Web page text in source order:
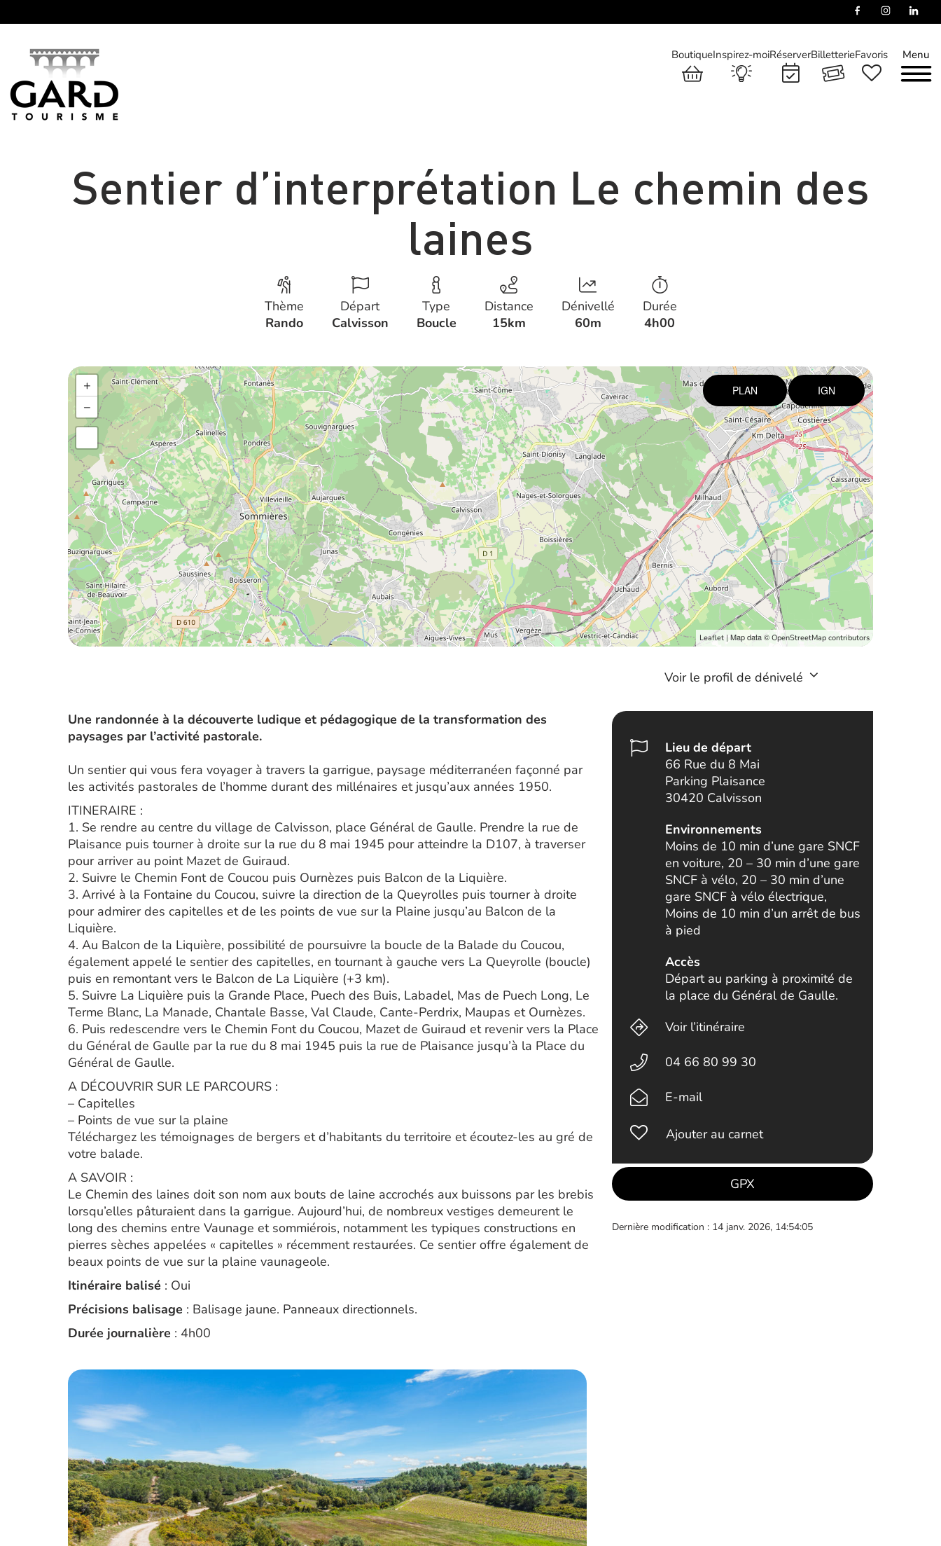
Menu
BoutiqueInspirez-moiRéserverBilletterieFavoris
Sentier d’interprétation Le chemin des
laines
Thème
Rando
Départ
Calvisson
Type
Boucle
Distance
15km
Dénivellé
60m
Durée
4h00
+
−
PLAN IGN
Leaflet | Map data © OpenStreetMap contributors
Voir le profil de dénivelé
Une randonnée à la découverte ludique et pédagogique de la transformation des
paysages par l’activité pastorale.
Un sentier qui vous fera voyager à travers la garrigue, paysage méditerranéen façonné par
les activités pastorales de l’homme durant des millénaires et jusqu’aux années 1950.
ITINERAIRE :
1. Se rendre au centre du village de Calvisson, place Général de Gaulle. Prendre la rue de
Plaisance puis tourner à droite sur la rue du 8 mai 1945 pour atteindre la D107, à traverser
pour arriver au point Mazet de Guiraud.
2. Suivre le Chemin Font de Coucou puis Ournèzes puis Balcon de la Liquière.
3. Arrivé à la Fontaine du Coucou, suivre la direction de la Queyrolles puis tourner à droite
pour admirer des capitelles et de les points de vue sur la Plaine jusqu’au Balcon de la
Liquière.
4. Au Balcon de la Liquière, possibilité de poursuivre la boucle de la Balade du Coucou,
également appelé le sentier des capitelles, en tournant à gauche vers La Queyrolle (boucle)
puis en remontant vers le Balcon de La Liquière (+3 km).
5. Suivre La Liquière puis la Grande Place, Puech des Buis, Labadel, Mas de Puech Long, Le
Terme Blanc, La Manade, Chantale Basse, Val Claude, Cante-Perdrix, Maupas et Ournèzes.
6. Puis redescendre vers le Chemin Font du Coucou, Mazet de Guiraud et revenir vers la Place
du Général de Gaulle par la rue du 8 mai 1945 puis la rue de Plaisance jusqu’à la Place du
Général de Gaulle.
A DÉCOUVRIR SUR LE PARCOURS :
– Capitelles
– Points de vue sur la plaine
Téléchargez les témoignages de bergers et d’habitants du territoire et écoutez-les au gré de
votre balade.
A SAVOIR :
Le Chemin des laines doit son nom aux bouts de laine accrochés aux buissons par les brebis
lorsqu’elles pâturaient dans la garrigue. Aujourd’hui, de nombreux vestiges demeurent le
long des chemins entre Vaunage et sommiérois, notamment les typiques constructions en
pierres sèches appelées « capitelles » récemment restaurées. Ce sentier offre également de
beaux points de vue sur la plaine vaunageole.
Itinéraire balisé : Oui
Précisions balisage : Balisage jaune. Panneaux directionnels.
Durée journalière : 4h00
Lieu de départ
66 Rue du 8 Mai
Parking Plaisance
30420 Calvisson
Environnements
Moins de 10 min d’une gare SNCF
en voiture, 20 – 30 min d’une gare
SNCF à vélo, 20 – 30 min d’une
gare SNCF à vélo électrique,
Moins de 10 min d’un arrêt de bus
à pied
Accès
Départ au parking à proximité de
la place du Général de Gaulle.
Voir l’itinéraire
04 66 80 99 30
E-mail
Ajouter au carnet
GPX
Dernière modification : 14 janv. 2026, 14:54:05